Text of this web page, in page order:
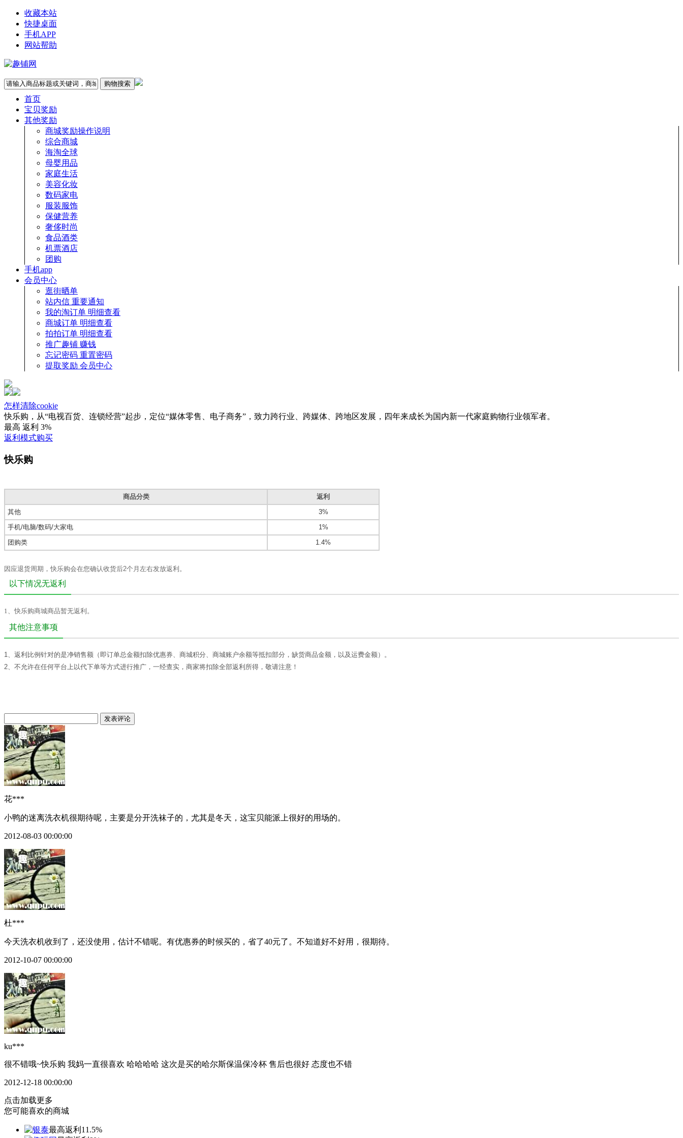
收藏本站
快捷桌面
手机APP
网站帮助
首页
宝贝奖励
其他奖励
商城奖励操作说明
综合商城
海淘全球
母婴用品
家庭生活
美容化妆
数码家电
服装服饰
保健营养
奢侈时尚
食品酒类
机票酒店
团购
手机app
会员中心
逛街晒单
站内信 重要通知
我的淘订单 明细查看
商城订单 明细查看
拍拍订单 明细查看
推广趣铺 赚钱
忘记密码 重置密码
提取奖励 会员中心
怎样清除cookie
快乐购，从“电视百货、连锁经营”起步，定位“媒体零售、电子商务”，致力跨行业、跨媒体、跨地区发展，四年来成长为国内新一代家庭购物行业领军者。
最高 返利 3%
返利模式购买
快乐购
商品分类
返利
其他
3%
手机/电脑/数码/大家电
1%
团购类
1.4%
因应退货周期，快乐购会在您确认收货后2个月左右发放返利。
以下情况无返利
1、 快乐购商城商品暂无返利。
其他注意事项
1、返利比例针对的是净销售额（即订单总金额扣除优惠券、商城积分、商城账户余额等抵扣部分，缺货商品金额，以及运费金额）。
2、 不允许在任何平台上以代下单等方式进行推广，一经查实，商家将扣除全部返利所得，敬请注意！
花***
小鸭的迷离洗衣机很期待呢，主要是分开洗袜子的，尤其是冬天，这宝贝能派上很好的用场的。
2012-08-03 00:00:00
杜***
今天洗衣机收到了，还没使用，估计不错呢。有优惠券的时候买的，省了40元了。不知道好不好用，很期待。
2012-10-07 00:00:00
ku***
很不错哦~快乐购 我妈一直很喜欢 哈哈哈哈 这次是买的哈尔斯保温保冷杯 售后也很好 态度也不错
2012-12-18 00:00:00
点击加载更多
您可能喜欢的商城
最高返利11.5%